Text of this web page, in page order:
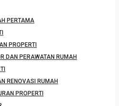
PERTAMA
PROPERTI
DAN PERAWATAN RUMAH
RENOVASI RUMAH
PROPERTI